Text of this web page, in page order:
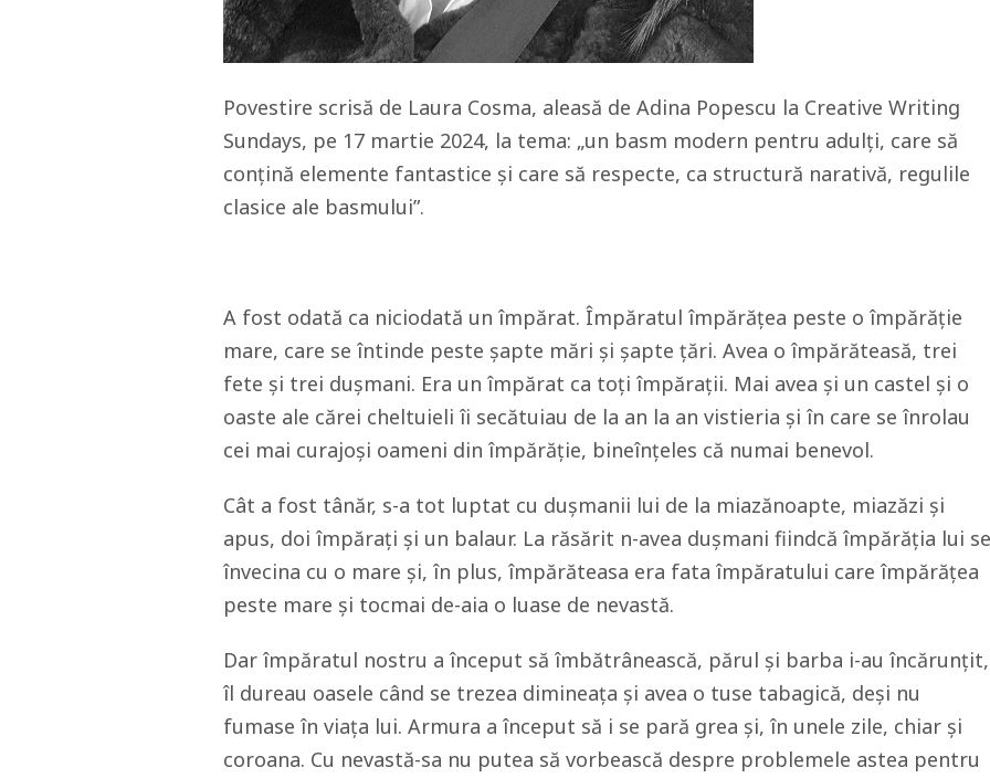
Povestire scrisă de Laura Cosma, aleasă de Adina Popescu la Creative Writing
Sundays, pe 17 martie 2024, la tema: „un basm modern pentru adulți, care să
conțină elemente fantastice și care să respecte, ca structură narativă, regulile
clasice ale basmului”.
A fost odată ca niciodată un împărat. Împăratul împărățea peste o împărăție
mare, care se întinde peste șapte mări și șapte țări. Avea o împărăteasă, trei
fete și trei dușmani. Era un împărat ca toți împărații. Mai avea și un castel și o
oaste ale cărei cheltuieli îi secătuiau de la an la an vistieria și în care se înrolau
cei mai curajoși oameni din împărăție, bineînțeles că numai benevol.
Cât a fost tânăr, s-a tot luptat cu dușmanii lui de la miazănoapte, miazăzi și
apus, doi împărați și un balaur. La răsărit n-avea dușmani fiindcă împărăția lui se
învecina cu o mare și, în plus, împărăteasa era fata împăratului care împărățea
peste mare și tocmai de-aia o luase de nevastă.
Dar împăratul nostru a început să îmbătrânească, părul și barba i-au încărunțit,
îl dureau oasele când se trezea dimineața și avea o tuse tabagică, deși nu
fumase în viața lui. Armura a început să i se pară grea și, în unele zile, chiar și
coroana. Cu nevastă-sa nu putea să vorbească despre problemele astea pentru